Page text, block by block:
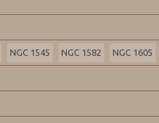
NGC 1545 NGC 1582 NGC 1605